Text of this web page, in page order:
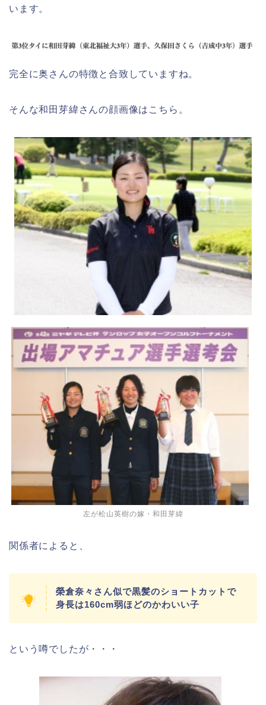
います。
完全に奥さんの特徴と合致していますね。
そんな和田芽緯さんの顔画像はこちら。
左が松山英樹の嫁・和田芽緯
関係者によると、
榮倉奈々さん似で黒髪のショートカットで
身長は160cm弱ほどのかわいい子
という噂でしたが・・・